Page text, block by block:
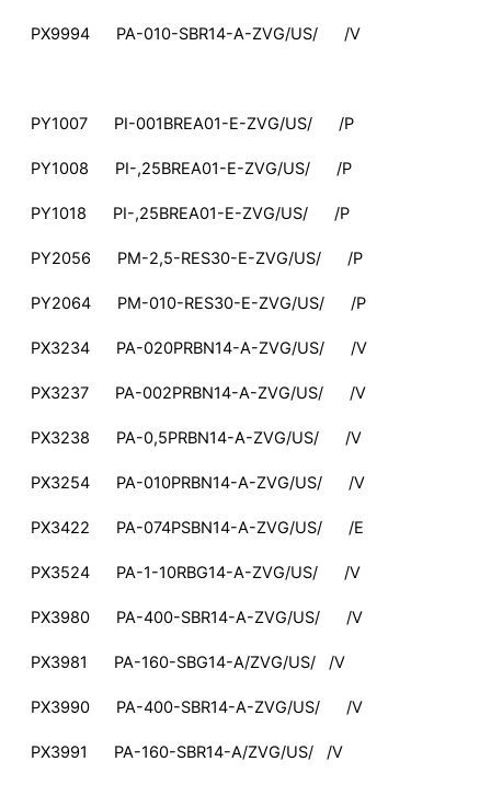
PX9994 PA-010-SBR14-A-ZVG/US/ /V
PY1007 PI-001BREA01-E-ZVG/US/ /P
PY1008 PI-,25BREA01-E-ZVG/US/ /P
PY1018 PI-,25BREA01-E-ZVG/US/ /P
PY2056 PM-2,5-RES30-E-ZVG/US/ /P
PY2064 PM-010-RES30-E-ZVG/US/ /P
PX3234 PA-020PRBN14-A-ZVG/US/ /V
PX3237 PA-002PRBN14-A-ZVG/US/ /V
PX3238 PA-0,5PRBN14-A-ZVG/US/ /V
PX3254 PA-010PRBN14-A-ZVG/US/ /V
PX3422 PA-074PSBN14-A-ZVG/US/ /E
PX3524 PA-1-10RBG14-A-ZVG/US/ /V
PX3980 PA-400-SBR14-A-ZVG/US/ /V
PX3981 PA-160-SBG14-A/ZVG/US/ /V
PX3990 PA-400-SBR14-A-ZVG/US/ /V
PX3991 PA-160-SBR14-A/ZVG/US/ /V